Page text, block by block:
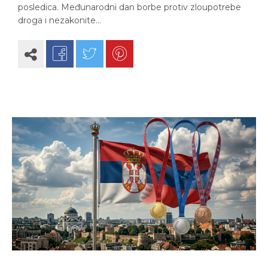
posledica. Međunarodni dan borbe protiv zloupotrebe
droga i nezakonite…